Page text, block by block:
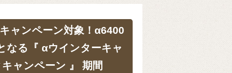
ャンペーン対象！α6400
なる『 αウインターキャ
ャンペーン 』 期間